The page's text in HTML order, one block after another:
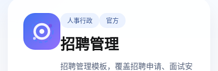
人事行政 官方
招聘管理
招聘管理模板，覆盖招聘申请、面试安